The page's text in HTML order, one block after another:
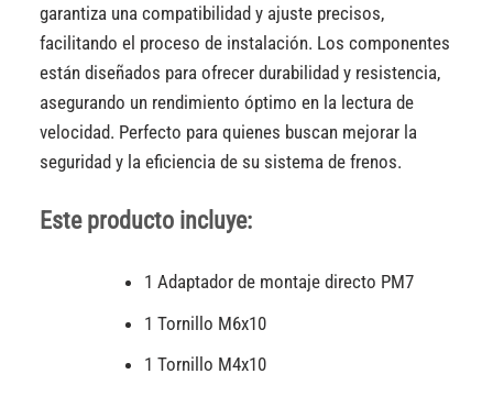
garantiza una compatibilidad y ajuste precisos,
facilitando el proceso de instalación. Los componentes
están diseñados para ofrecer durabilidad y resistencia,
asegurando un rendimiento óptimo en la lectura de
velocidad. Perfecto para quienes buscan mejorar la
seguridad y la eficiencia de su sistema de frenos.
Este producto incluye:
1 Adaptador de montaje directo PM7
1 Tornillo M6x10
1 Tornillo M4x10